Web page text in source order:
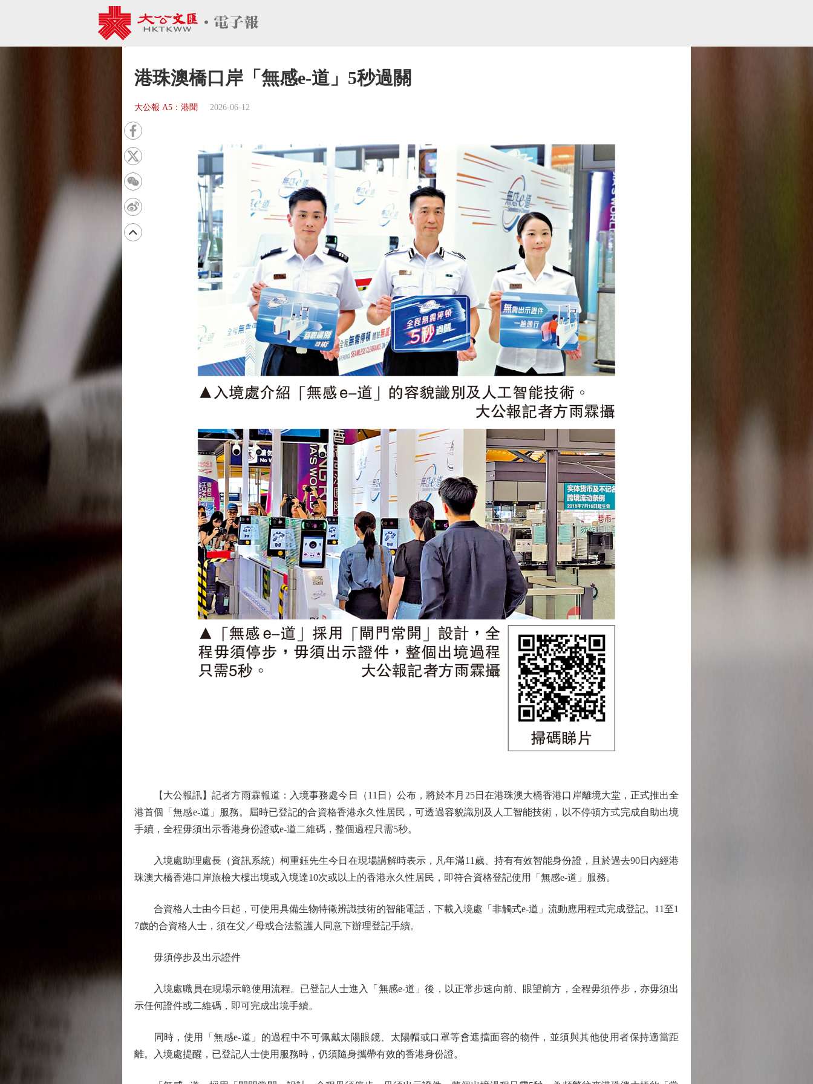
港珠澳橋口岸「無感e-道」5秒過關
大公報 A5：港聞 2026-06-12
【大公報訊】記者方雨霖報道：入境事務處今日（11日）公布，將於本月25日在港珠澳大橋香港口岸離境大堂，正式推出全
港首個「無感e-道」服務。屆時已登記的合資格香港永久性居民，可透過容貌識別及人工智能技術，以不停頓方式完成自助出境
手續，全程毋須出示香港身份證或e-道二維碼，整個過程只需5秒。
入境處助理處長（資訊系統）柯重鈺先生今日在現場講解時表示，凡年滿11歲、持有有效智能身份證，且於過去90日內經港
珠澳大橋香港口岸旅檢大樓出境或入境達10次或以上的香港永久性居民，即符合資格登記使用「無感e-道」服務。
合資格人士由今日起，可使用具備生物特徵辨識技術的智能電話，下載入境處「非觸式e-道」流動應用程式完成登記。11至1
7歲的合資格人士，須在父／母或合法監護人同意下辦理登記手續。
毋須停步及出示證件
入境處職員在現場示範使用流程。已登記人士進入「無感e-道」後，以正常步速向前、眼望前方，全程毋須停步，亦毋須出
示任何證件或二維碼，即可完成出境手續。
同時，使用「無感e-道」的過程中不可佩戴太陽眼鏡、太陽帽或口罩等會遮擋面容的物件，並須與其他使用者保持適當距
離。入境處提醒，已登記人士使用服務時，仍須隨身攜帶有效的香港身份證。